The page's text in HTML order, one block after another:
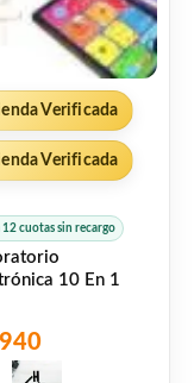
Verificada
Verificada
12 cuotas sin recargo
10 En 1